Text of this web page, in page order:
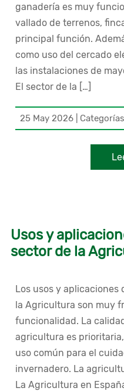
ganadería es muy
vallado de terrenos,
principal función.
como uso del cercado
las instalaciones de
El sector de la […]
25 May 2026|
Usos y
sector de la
Los usos y aplicaciones
la Agricultura son muy
funcionalidad. La
agricultura es
uso común para el
invernadero. La
La Agricultura en